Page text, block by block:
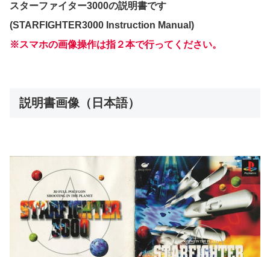
スターファイター3000の説明書です
(STARFIGHTER3000 Instruction Manual)
※スマホの画像操作は指２本で行ってください。
説明書画像（日本語）